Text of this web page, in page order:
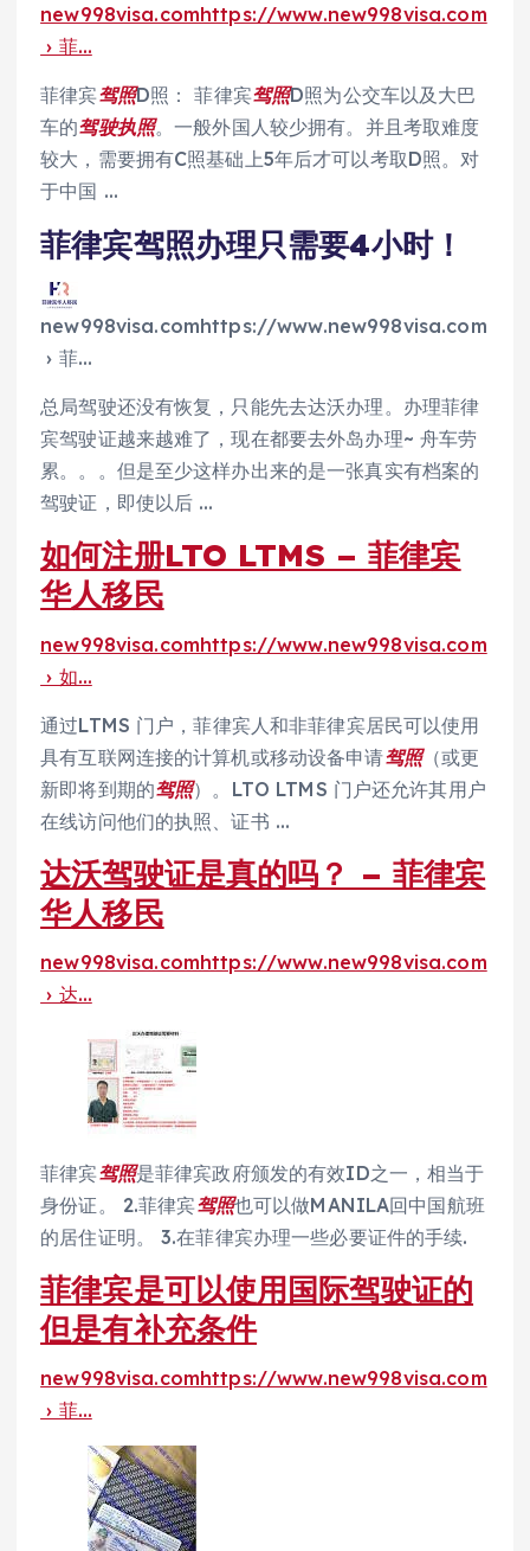
new998visa.comhttps://www.new998visa.com
› 菲…
菲律宾驾照D照： 菲律宾驾照D照为公交车以及大巴
车的驾驶执照。一般外国人较少拥有。并且考取难度
较大，需要拥有C照基础上5年后才可以考取D照。对
于中国 …
菲律宾驾照办理只需要4小时！
new998visa.comhttps://www.new998visa.com
› 菲…
总局驾驶还没有恢复，只能先去达沃办理。办理菲律
宾驾驶证越来越难了，现在都要去外岛办理~ 舟车劳
累。。。但是至少这样办出来的是一张真实有档案的
驾驶证，即使以后 …
如何注册LTO LTMS – 菲律宾
华人移民
new998visa.comhttps://www.new998visa.com
› 如…
通过LTMS 门户，菲律宾人和非菲律宾居民可以使用
具有互联网连接的计算机或移动设备申请驾照（或更
新即将到期的驾照）。LTO LTMS 门户还允许其用户
在线访问他们的执照、证书 …
达沃驾驶证是真的吗？ – 菲律宾
华人移民
new998visa.comhttps://www.new998visa.com
› 达…
菲律宾驾照是菲律宾政府颁发的有效ID之一，相当于
身份证。 2.菲律宾驾照也可以做MANILA回中国航班
的居住证明。 3.在菲律宾办理一些必要证件的手续.
菲律宾是可以使用国际驾驶证的
但是有补充条件
new998visa.comhttps://www.new998visa.com
› 菲…